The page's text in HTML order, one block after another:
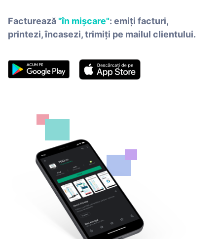
Facturează"în mișcare": emiţi facturi,
printezi, încasezi, trimiţi pe mailul clientului.